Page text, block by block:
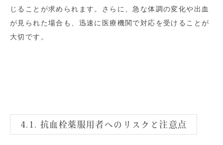
じることが求められます。さらに、急な体調の変化や出血
が見られた場合も、迅速に医療機関で対応を受けることが
大切です。
4.1. 抗血栓薬服用者へのリスクと注意点